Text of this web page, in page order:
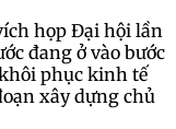
họp Đại hội lần
đang ở vào bước
phục kinh tế
xây dựng chủ